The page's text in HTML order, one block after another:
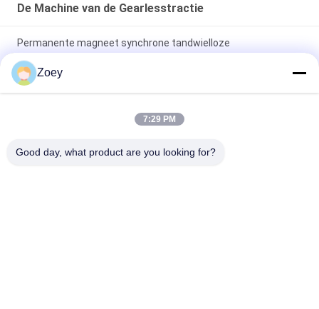
De Machine van de Gearlesstractie
Permanente magneet synchrone tandwielloze
lifttractiemachine 1600 kg auto-onderdelen
30 kN 330 kg Gewicht As Belasting Gearless Tractie Machine
Tractiemachine met Blokrem voor Lift Reserveonderdelen
Zoey
7:29 PM
Good day, what product are you looking for?